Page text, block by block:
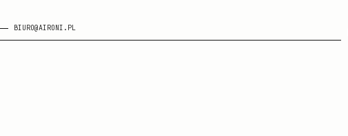
BIURO@AIRONI.PL